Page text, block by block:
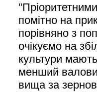
помітно на
порівняно з
очікуємо на
культури
менший
вища за